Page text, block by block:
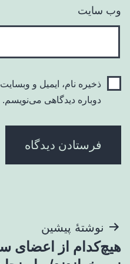
وب‌ سایت
ذخیره نام، ایمیل و
دوباره دیدگاهی می‌نویسم.
راهبری
نوشته
نوشتهٔ پیشین
هیچ‌کدام‌ از اعضای‌